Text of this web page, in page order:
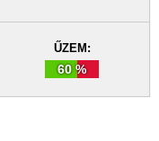
ŰZEM:
60 %